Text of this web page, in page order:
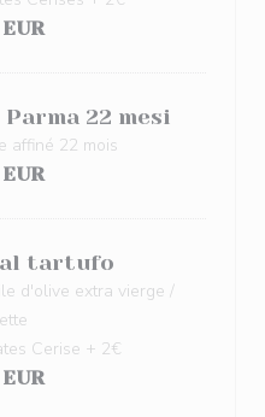
22 mesi
affiné 22 mois
tartufo
d'olive extra vierge /
Cerise + 2€